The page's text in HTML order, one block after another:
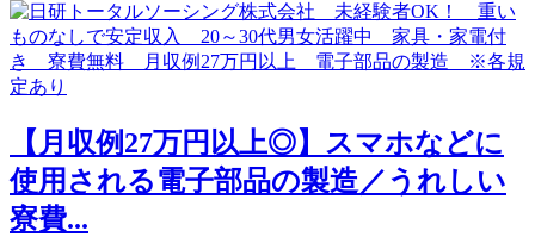
【月収例27万円以上◎】スマホなどに
使用される電子部品の製造／うれしい
寮費...